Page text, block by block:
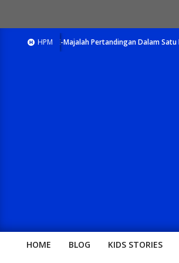
HPM
E-Majalah Pertandingan Dalam Satu Laman.
HOME BLOG KIDS STORIES